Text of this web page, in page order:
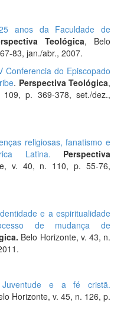
anos da Faculdade de
Teológica, Belo
83, jan./abr., 2007.
Conferencia do Episcopado
. Perspectiva Teológica,
p. 369-378, set./dez.,
religiosas, fanatismo e
Latina. Perspectiva
v. 40, n. 110, p. 55-76,
e a espiritualidade
de mudança de
Belo Horizonte, v. 43, n.
Juventude e a fé cristã.
Horizonte, v. 45, n. 126, p.